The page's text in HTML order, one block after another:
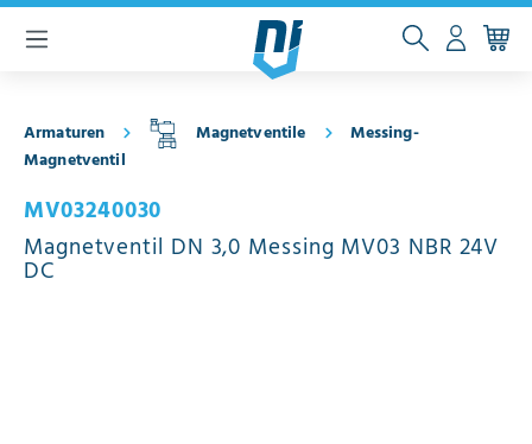
springen
Armaturen Magnetventile
Messing-
Magnetventil
MV03240030
Magnetventil DN 3,0 Messing MV03 NBR 24V
DC